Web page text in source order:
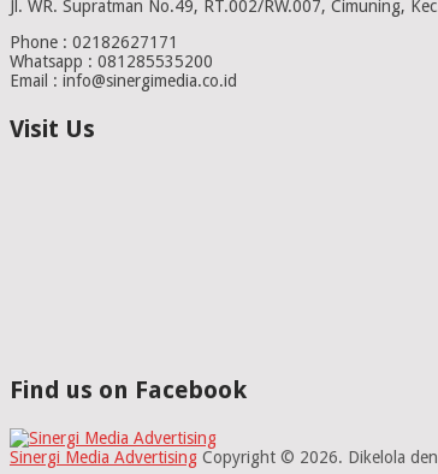
Jl. WR. Supratman No.49, RT.002/RW.007, Cimuning,
Phone : 02182627171
Whatsapp : 081285535200
Email : info@sinergimedia.co.id
Visit Us
Find us on Facebook
Sinergi Media Advertising Copyright © 2026. Dikelola